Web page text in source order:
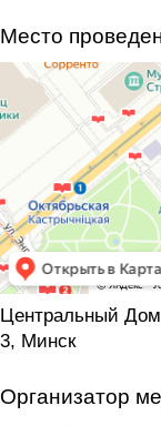
Место
Центральный
3, Минск
Организатор